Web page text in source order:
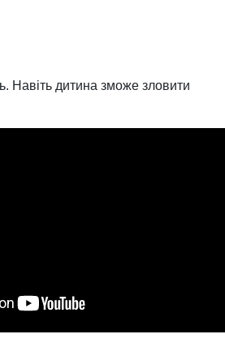
Навіть дитина зможе зловити